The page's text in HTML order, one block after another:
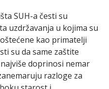
SUH-a česti su
uzdržavanja u kojima su
kao primatelji
su da same zaštite
doprinosi nemar
razloge za